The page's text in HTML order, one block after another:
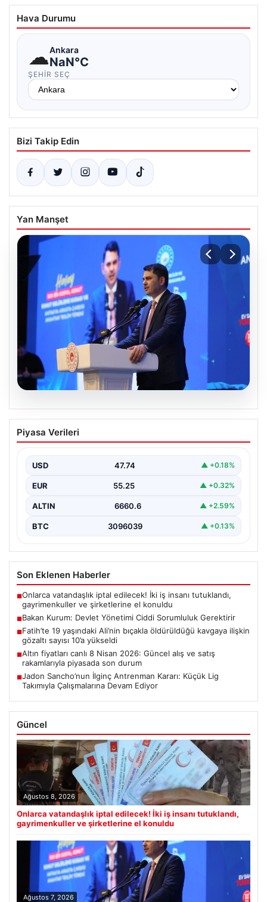
Hava Durumu
☁Ankara
NaN°C
ŞEHIR SEÇ
Bizi Takip Edin
Yan Manşet
Bakan Kurum: Devlet Yönetimi Ciddi
Sorumluluk Gerektirir
Kurum, gerçekleştirdiği konuşmada devlet yönetiminin
ve büyük…
Piyasa Verileri
USD 47.74 ▲ +0.18%
EUR 55.25 ▲ +0.32%
ALTIN 6660.6 ▲ +2.59%
BTC 3096039 ▲ +0.13%
Son Eklenen Haberler
■Onlarca vatandaşlık iptal edilecek! İki iş insanı tutuklandı,
gayrimenkuller ve şirketlerine el konuldu
■Bakan Kurum: Devlet Yönetimi Ciddi Sorumluluk Gerektirir
■Fatih’te 19 yaşındaki Ali’nin bıçakla öldürüldüğü kavgaya ilişkin
gözaltı sayısı 10’a yükseldi
■Altın fiyatları canlı 8 Nisan 2026: Güncel alış ve satış
rakamlarıyla piyasada son durum
■Jadon Sancho’nun İlginç Antrenman Kararı: Küçük Lig
Takımıyla Çalışmalarına Devam Ediyor
Güncel
Ağustos 8, 2026
Onlarca vatandaşlık iptal edilecek! İki iş insanı tutuklandı,
gayrimenkuller ve şirketlerine el konuldu
Ağustos 7, 2026